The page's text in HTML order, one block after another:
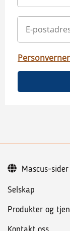
Selskap
Produkter og
Mascus-sider